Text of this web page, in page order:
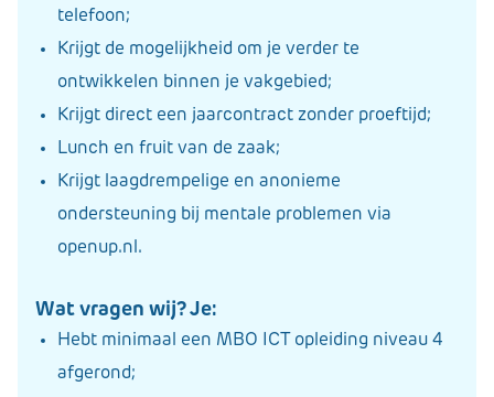
telefoon;
Krijgt de mogelijkheid om je verder te
ontwikkelen binnen je vakgebied;
Krijgt direct een jaarcontract zonder proeftijd;
Lunch en fruit van de zaak;
Krijgt laagdrempelige en anonieme
ondersteuning bij mentale problemen via
openup.nl.
Wat vragen wij? Je:
Hebt minimaal een MBO ICT opleiding niveau 4
afgerond;